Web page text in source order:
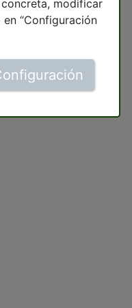
modificar
“Configuración